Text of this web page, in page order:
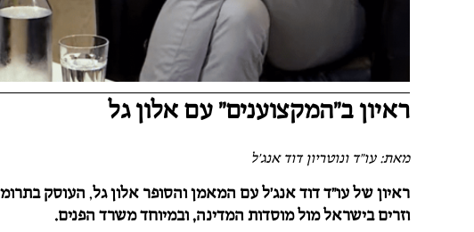
ראיון ב"המקצוענים" עם אלון גל
מאת: עו"ד ונוטריון דוד אנג'ל
ראיון של עו"ד דוד אנג'ל עם המאמן והסופר אלון גל,העוסק
וזרים בישראל מול מוסדות המדינה, ובמיוחד משרד הפנים.